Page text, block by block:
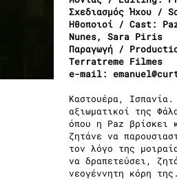
Σχεδιασμός Ήχου /
Ηθοποιοί / Cast:
Nunes, Sara Piris
Παραγωγή /
Terratreme Filmes
e-mail:
Καστουέρα,
αξιωματικοί της
όπου η Paz βρίσκει
ζητάνε να
τον λόγο της
να δραπετεύσει,
νεογέννητη κόρη της.